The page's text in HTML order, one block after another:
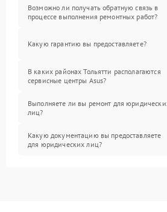
Возможно ли получать обратную связь в
процессе выполнения ремонтных работ?
Какую гарантию вы предоставляете?
В каких районах Тольятти располагаются
сервисные центры Asus?
Выполняете ли вы ремонт для
лиц?
Какую документацию вы предоставляете
для юридических лиц?